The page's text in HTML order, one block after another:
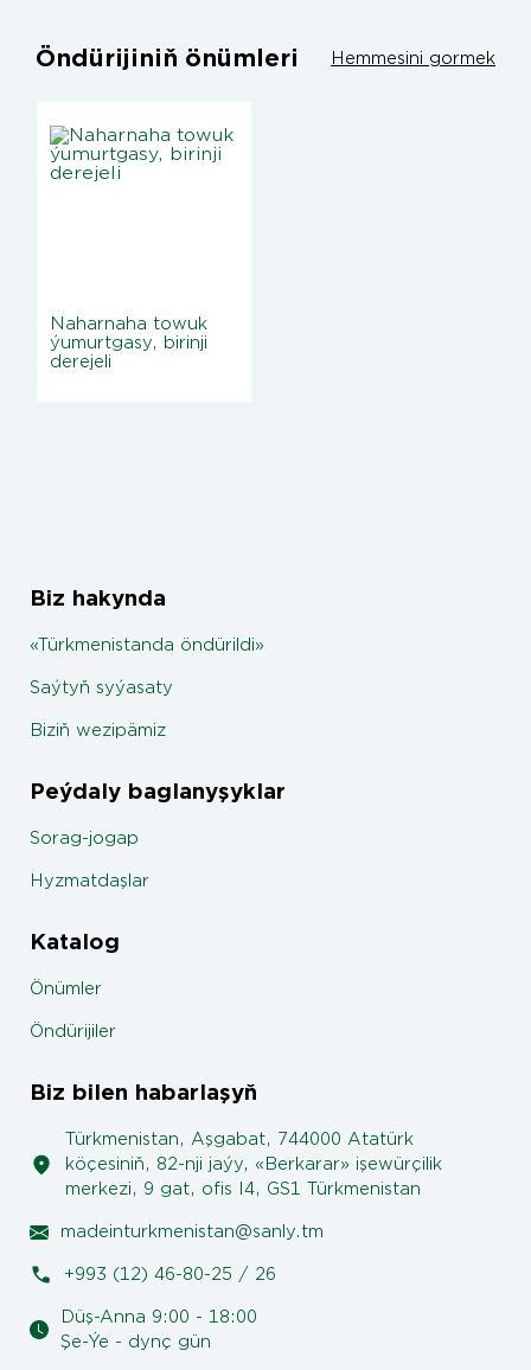
Öndürijiniň önümleri Hemmesini gormek
Naharnaha towuk
ýumurtgasy, birinji
derejeli
Biz hakynda
«Türkmenistanda öndürildi»
Saýtyň syýasaty
Biziň wezipämiz
Peýdaly baglanyşyklar
Sorag-jogap
Hyzmatdaşlar
Katalog
Önümler
Öndürijiler
Biz bilen habarlaşyň
Türkmenistan, Aşgabat, 744000 Atatürk
köçesiniň, 82-nji jaýy, «Berkarar» işewürçilik
merkezi, 9 gat, ofis I4, GS1 Türkmenistan
madeinturkmenistan@sanly.tm
+993 (12) 46-80-25 / 26
Düş-Anna 9:00 - 18:00
Şe-Ýe - dynç gün